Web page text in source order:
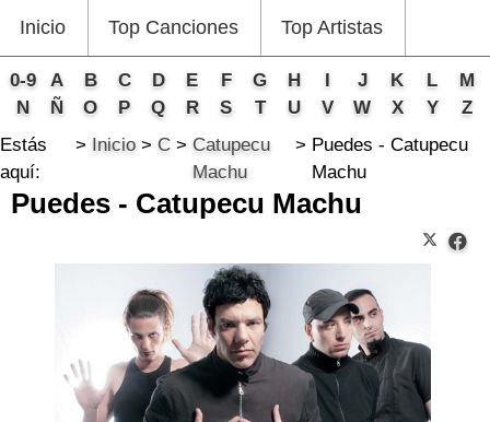
Inicio Top Canciones Top Artistas
0-9 A B C D E F G H I J K L
M
N
Ñ O P Q R S T U V W X Y
Z
Estás
aquí:
Inicio C
Catupecu
Machu
Puedes - Catupecu
Machu
Puedes - Catupecu Machu